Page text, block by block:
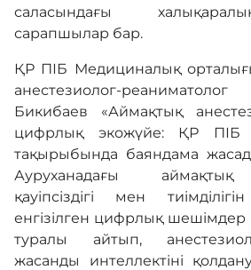
саласындағы
сарапшылар бар.
ҚР ПІБ Медициналық
анестезиолог-
Бикибаев «Аймақтық
цифрлық экожүйе: ҚР ПІБ
тақырыбында баяндама
Ауруханадағы аймақтық
қауіпсіздігі мен
енгізілген цифрлық
туралы айтып,
жасанды интеллектіні